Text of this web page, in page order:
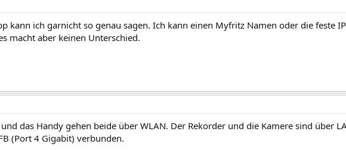
kann ich garnicht so genau sagen. Ich kann einen Myfritz Namen oder die feste
macht aber keinen Unterschied.
das Handy gehen beide über WLAN. Der Rekorder und die Kamere sind über
(Port 4 Gigabit) verbunden.